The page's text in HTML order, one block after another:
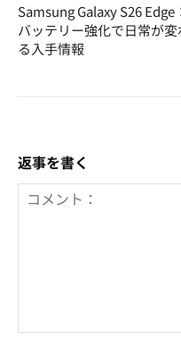
Samsung Galaxy S26 Edge
バッテリー強化で日常が変
る入手情報
返事を書く